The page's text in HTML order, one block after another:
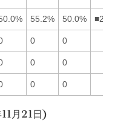
55.2% 50.0%
0 0
0 0
0 0
月21日)